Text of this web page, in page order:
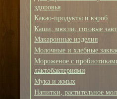
здоровья
Какао-продукты и кэроб
Каши, мюсли, готовые
Макаронные изделия
Молочные и хлебные
Мороженое с
лактобактериями
Мука и жмых
Напитки, растительное